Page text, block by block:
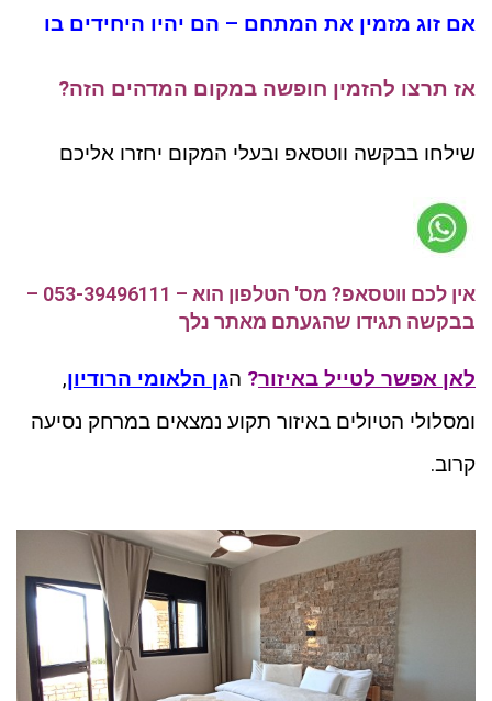
אם זוג מזמין את המתחם – הם יהיו היחידים בו
אז תרצו להזמין חופשה במקום המדהים הזה?
שילחו בבקשה ווטסאפ ובעלי המקום יחזרו אליכם
אין לכם ווטסאפ? מס' הטלפון הוא – 053-39496111 –
בבקשה תגידו שהגעתם מאתר נלך
לאן אפשר לטייל באיזור? הגן הלאומי הרודיון,
ומסלולי הטיולים באיזור תקוע נמצאים במרחק נסיעה
קרוב.